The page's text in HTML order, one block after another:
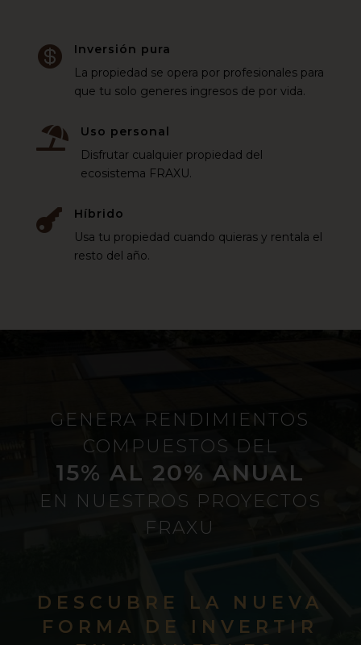

Inversión pura
La propiedad se opera por profesionales para
que tu solo generes ingresos de por vida.

Uso personal
Disfrutar cualquier propiedad del
ecosistema FRAXU.

Híbrido
Usa tu propiedad cuando quieras y rentala el
resto del año.
GENERA RENDIMIENTOS
COMPUESTOS DEL
15% AL 20% ANUAL
EN NUESTROS PROYECTOS
FRAXU
DESCUBRE LA NUEVA
FORMA DE INVERTIR